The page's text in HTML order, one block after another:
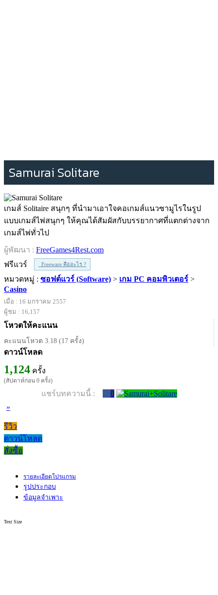
Samurai Solitare
เกมส์ Solitaire สนุกๆ ที่นำมาเอาใจคอเกมส์แนวซามูไรในรูป
แบบเกมส์ไพ่สนุกๆ ให้คุณได้สัมผัสกับบรรยากาศที่แตกต่างจาก
เกมส์ไพ่ทั่วไป
ผู้พัฒนา : FreeGames4Rest.com
ฟรีแวร์
Freeware คืออะไร ?
หมวดหมู่ : ซอฟต์แวร์ (Software) > เกม PC คอมพิวเตอร์ >
Casino
เมื่อ : 16 มกราคม 2557
ผู้ชม : 16,157
โหวตให้คะแนน
คะแนนโหวต 3.18 (17 ครั้ง)
ดาวน์โหลด
1,124 ครั้ง
(สัปดาห์ก่อน 0 ครั้ง)
แชร์บทความนี้ :
0
»
รีวิว
ดาวน์โหลด
สั่งซื้อ
รายละเอียดโปรแกรม
รูปประกอบ
ข้อมูลจำเพาะ
Text Size